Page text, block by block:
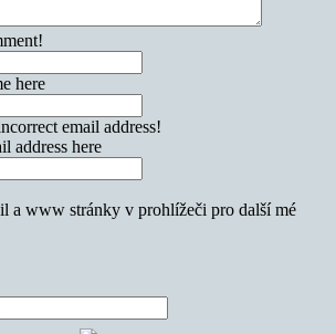
here
email address!
address here
a www stránky v prohlížeči pro další mé